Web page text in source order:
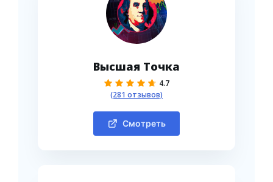
Высшая Точка
4.7
(281 отзывов)
Смотреть